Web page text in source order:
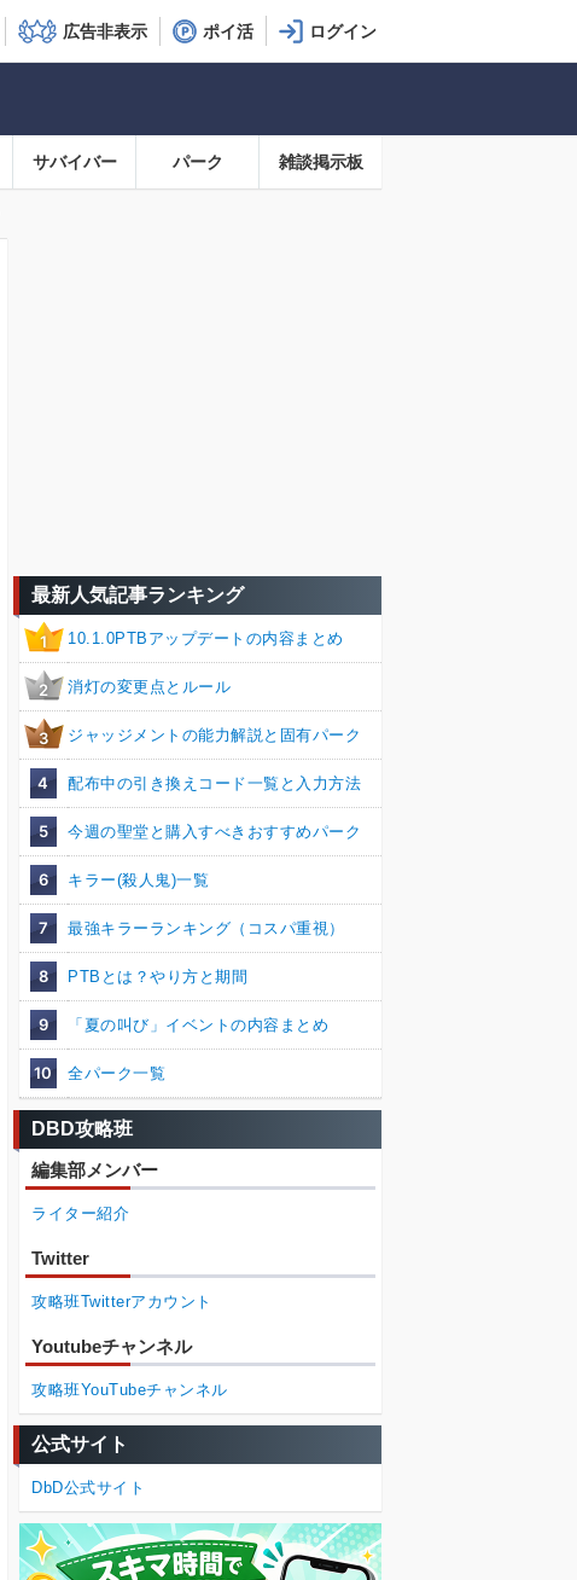
広告非表示 ポイ活
サバイバー パーク 雑談掲示板
最新人気記事ランキング
1 10.1.0PTBアップデートの内容まとめ
2 消灯の変更点とルール
3 ジャッジメントの能力解説と固有パーク
4 配布中の引き換えコード一覧と入力方法
5 今週の聖堂と購入すべきおすすめパーク
6 キラー(殺人鬼)一覧
7 最強キラーランキング（コスパ重視）
8 PTBとは？やり方と期間
9 「夏の叫び」イベントの内容まとめ
10 全パーク一覧
DBD攻略班
編集部メンバー
ライター紹介
Twitter
攻略班Twitterアカウント
Youtubeチャンネル
攻略班YouTubeチャンネル
公式サイト
DbD公式サイト